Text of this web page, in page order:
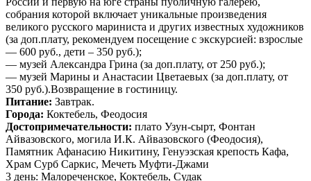
собрания которой включает уникальные произведения
великого русского мариниста и других известных художников
(за доп.плату, рекомендуем посещение с экскурсией: взрослые
— 600 руб., дети – 350 руб.);
— музей Александра Грина (за доп.плату, от 250 руб.);
— музей Марины и Анастасии Цветаевых (за доп.плату, от
350 руб.).Возвращение в гостиницу.
Питание: Завтрак.
Города: Коктебель, Феодосия
Достопримечательности: плато Узун-сырт, Фонтан
Айвазовского, могила И.К. Айвазовского (Феодосия),
Памятник Афанасию Никитину, Генуэзская крепость Кафа,
Храм Сурб Саркис, Мечеть Муфти-Джами
3 день: Малореченское, Коктебель, Судак